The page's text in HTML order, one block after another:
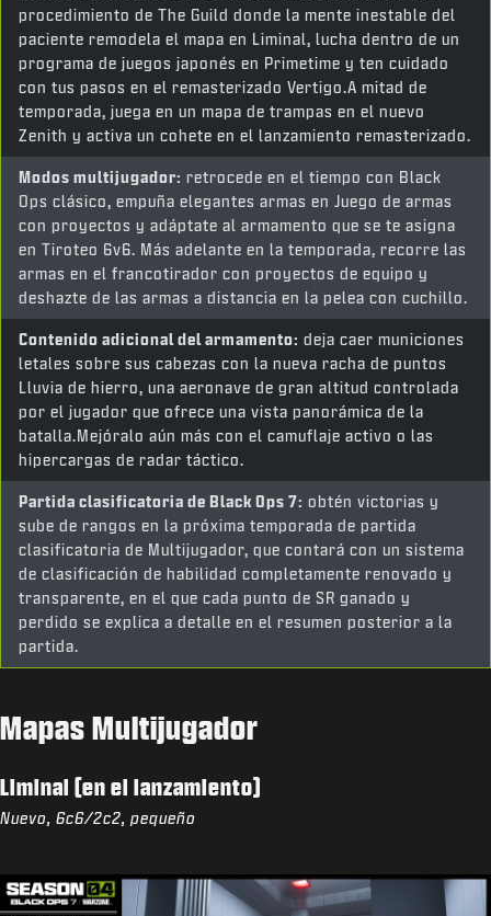
procedimiento de The Guild donde la mente inestable del
paciente remodela el mapa en Liminal, lucha dentro de un
programa de juegos japonés en Primetime y ten cuidado
con tus pasos en el remasterizado Vertigo.A mitad de
temporada, juega en un mapa de trampas en el nuevo
Zenith y activa un cohete en el lanzamiento remasterizado.
Modos multijugador: retrocede en el tiempo con Black
Ops clásico, empuña elegantes armas en Juego de armas
con proyectos y adáptate al armamento que se te asigna
en Tiroteo 6v6. Más adelante en la temporada, recorre las
armas en el francotirador con proyectos de equipo y
deshazte de las armas a distancia en la pelea con cuchillo.
Contenido adicional del armamento: deja caer municiones
letales sobre sus cabezas con la nueva racha de puntos
Lluvia de hierro, una aeronave de gran altitud controlada
por el jugador que ofrece una vista panorámica de la
batalla.Mejóralo aún más con el camuflaje activo o las
hipercargas de radar táctico.
Partida clasificatoria de Black Ops 7: obtén victorias y
sube de rangos en la próxima temporada de partida
clasificatoria de Multijugador, que contará con un sistema
de clasificación de habilidad completamente renovado y
transparente, en el que cada punto de SR ganado y
perdido se explica a detalle en el resumen posterior a la
partida.
Mapas Multijugador
Liminal (en el lanzamiento)
Nuevo, 6c6/2c2, pequeño